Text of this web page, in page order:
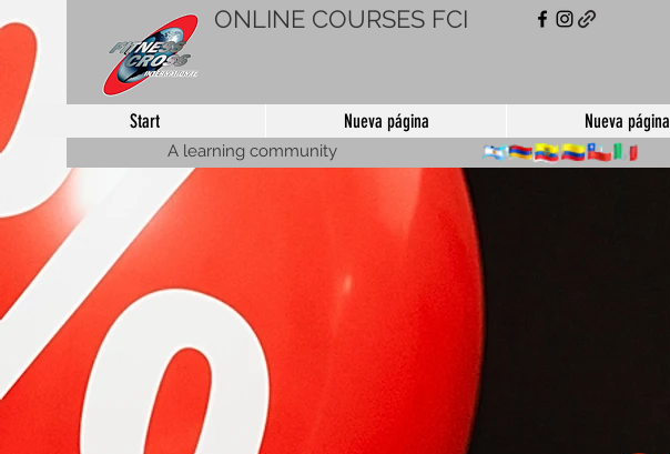
ONLINE COURSES FCI
A learning community
Start Nueva página Nueva página